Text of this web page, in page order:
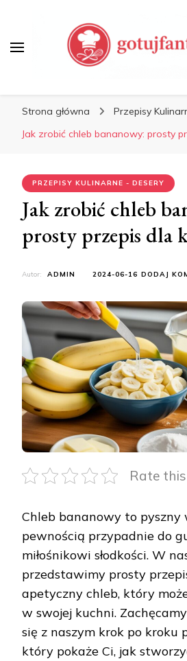
Porady
Strona główna
Przepisy
Jak zrobić chleb bananowy: prosty
PRZEPISY KULINARNE - DESERY
Jak zrobić chleb
prosty przepis dla
Autor: ADMIN 2024-06-16 DODAJ
Rate
Chleb bananowy to pyszny
pewnością przypadnie do
miłośnikowi słodkości. W
przedstawimy prosty
apetyczny chleb, który
w swojej kuchni.
się z naszym krok po kroku
który pokaże Ci, jak